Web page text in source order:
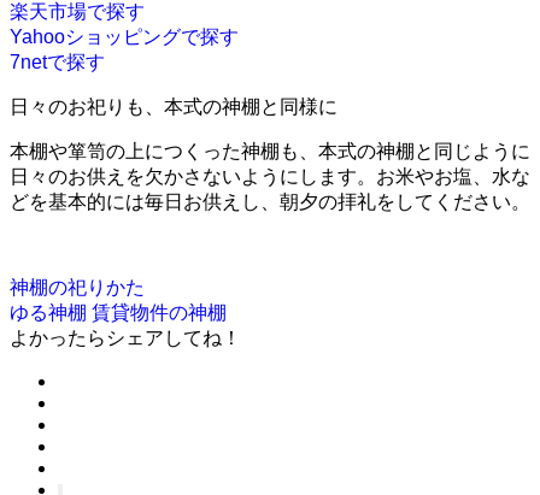
楽天市場で探す
Yahooショッピングで探す
7netで探す
日々のお祀りも、本式の神棚と同様に
本棚や箪笥の上につくった神棚も、本式の神棚と同じように
日々のお供えを欠かさないようにします。お米やお塩、水な
どを基本的には毎日お供えし、朝夕の拝礼をしてください。
神棚の祀りかた
ゆる神棚 賃貸物件の神棚
よかったらシェアしてね！